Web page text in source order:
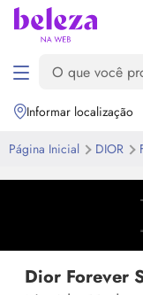
Informar localização
Página Inicial DIOR
Dior Forever